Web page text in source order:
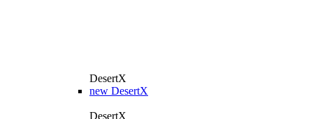
DesertX
new DesertX
DesertX